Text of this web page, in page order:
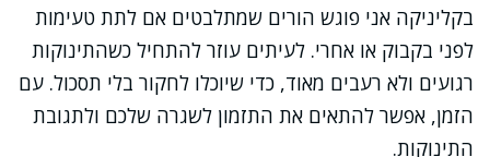
בקליניקה אני פוגש הורים שמתלבטים אם לתת טעימות
לפני בקבוק או אחרי. לעיתים עוזר להתחיל כשהתינוקות
רגועים ולא רעבים מאוד, כדי שיוכלו לחקור בלי תסכול. עם
הזמן, אפשר להתאים את התזמון לשגרה שלכם ולתגובת
התינוקות.